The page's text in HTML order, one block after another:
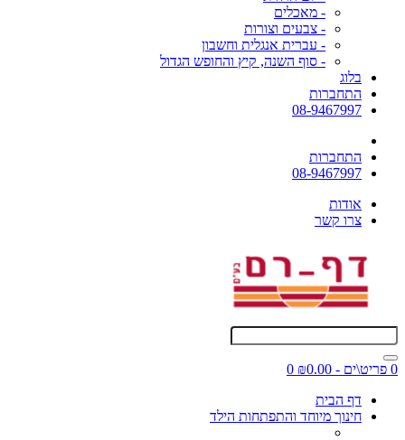
- מאכלים
- צבעים וצורות
- עברית אנגלית וחשבון
- סוף השנה, קיץ והחופש הגדול
בלוג
התחברות
08-9467997
התחברות
08-9467997
אודות
צרו קשר
0 פריט\ים - ₪0.00
0
דף הבית
חינוך מיוחד והתפתחות הילד